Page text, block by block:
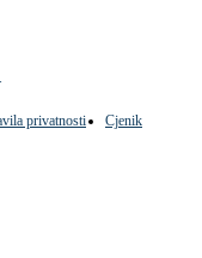
privatnosti
Cjenik